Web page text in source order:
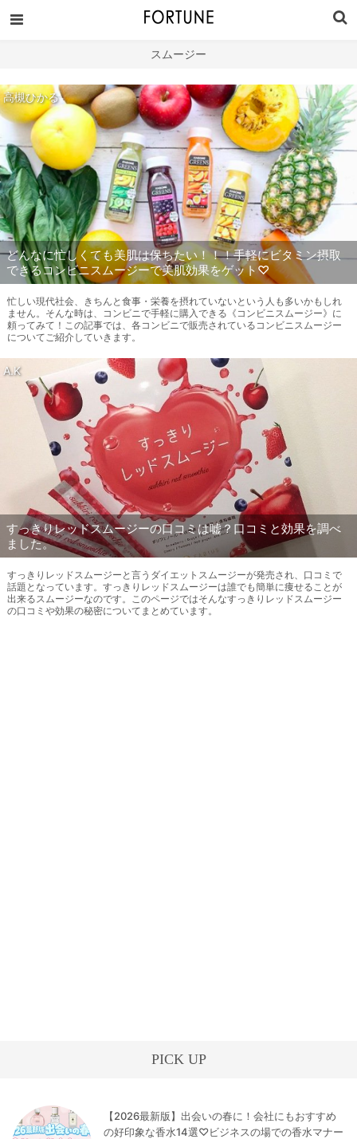
スムージー
高槻ひかる
どんなに忙しくても美肌は保ちたい！！！手軽にビタミン摂取
できるコンビニスムージーで美肌効果をゲット♡
忙しい現代社会、きちんと食事・栄養を摂れていないという人も多いかもしれ
ません。そんな時は、コンビニで手軽に購入できる《コンビニスムージー》に
頼ってみて！この記事では、各コンビニで販売されているコンビニスムージー
についてご紹介していきます。
A.K
すっきりレッドスムージーの口コミは嘘？口コミと効果を調べ
ました。
すっきりレッドスムージーと言うダイエットスムージーが発売され、口コミで
話題となっています。すっきりレッドスムージーは誰でも簡単に痩せることが
出来るスムージーなのです。このページではそんなすっきりレッドスムージー
の口コミや効果の秘密についてまとめています。
PICK UP
【2026最新版】出会いの春に！会社にもおすすめ
の好印象な香水14選♡ビジネスの場での香水マナー